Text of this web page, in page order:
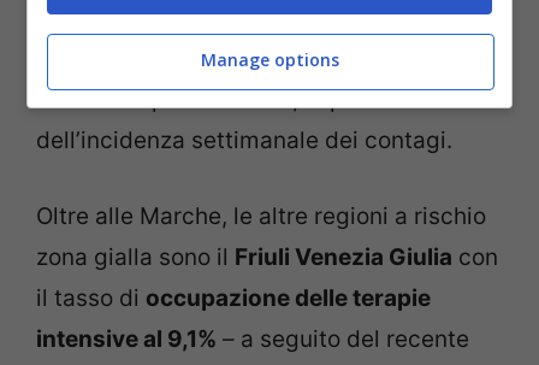
tutti e tre i parametri: occupazione in
terapia intensiva, occupazione dei posti
letto nei reparti ordinari, superamento
dell’incidenza settimanale dei contagi.
Oltre alle Marche, le altre regioni a rischio
zona gialla sono il Friuli Venezia Giulia con
il tasso di occupazione delle terapie
intensive al 9,1% – a seguito del recente
Manage options